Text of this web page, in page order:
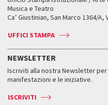
Come raggiungerci
Press
Orari e sedi
Accrediti
Come raggiungerci
Orari e sedi
Biglietti
Accrediti
Come raggiungerci
Contatti
Press
Come raggiungerci
Press
Leone d’oro alla carriera
Leone d’argento
Edizioni passate
Orari e sedi
Biglietti
Servizi al pubblico
Come raggiungerci
Biennale College ASAC
ASAC DATI
Storia
Orari e sedi
Musica e Teatro
Ca’ Giustinian, San Marco 1364/A,
UFFICI STAMPA
NEWSLETTER
Iscriviti alla nostra Newsletter
manifestazioni e le iniziative.
ISCRIVITI